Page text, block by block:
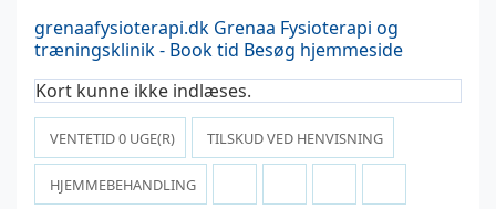
grenaafysioterapi.dk Grenaa Fysioterapi og
træningsklinik - Book tid Besøg hjemmeside
Kort kunne ikke indlæses.
VENTETID0 UGE(R) TILSKUD VED HENVISNING
HJEMMEBEHANDLING